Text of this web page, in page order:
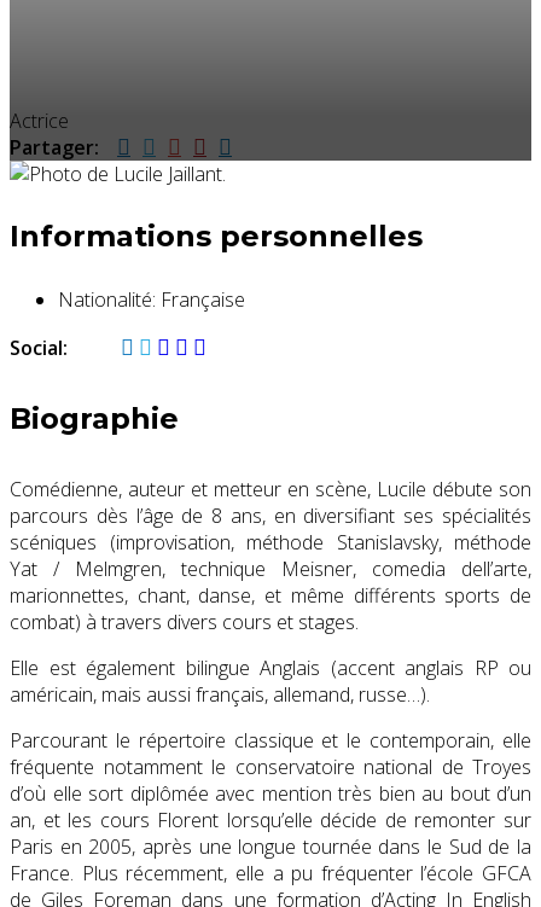
Actrice
Partager:
Informations personnelles
Nationalité: Française
Social:
Biographie
Comédienne, auteur et metteur en scène, Lucile débute son
parcours dès l’âge de 8 ans, en diversifiant ses spécialités
scéniques (improvisation, méthode Stanislavsky, méthode
Yat / Melmgren, technique Meisner, comedia dell’arte,
marionnettes, chant, danse, et même différents sports de
combat) à travers divers cours et stages.
Elle est également bilingue Anglais (accent anglais RP ou
américain, mais aussi français, allemand, russe…).
Parcourant le répertoire classique et le contemporain, elle
fréquente notamment le conservatoire national de Troyes
d’où elle sort diplômée avec mention très bien au bout d’un
an, et les cours Florent lorsqu’elle décide de remonter sur
Paris en 2005, après une longue tournée dans le Sud de la
France.​ Plus récemment, elle a pu fréquenter l’école GFCA
de Giles Foreman dans une formation d’Acting In English